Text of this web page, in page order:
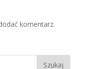
komentarz.